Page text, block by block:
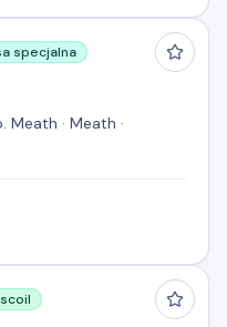
specjalna
Meath · Meath ·